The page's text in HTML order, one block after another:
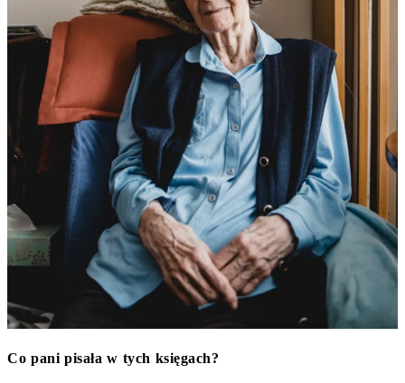
Co pani pisała w tych księgach?